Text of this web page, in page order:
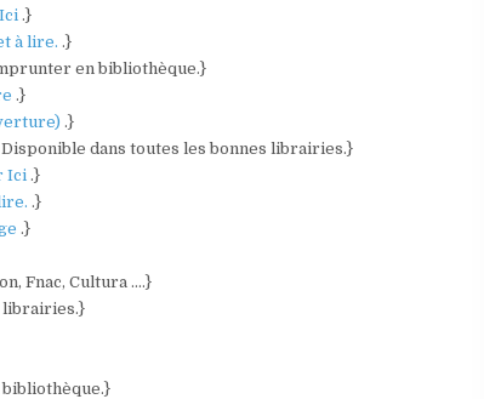
.}
à lire..}
en bibliothèque.}
.}
.}
Disponible dans toutes les bonnes librairies.}
Ici.}
.}
.}
Fnac, Cultura ….}
librairies.}